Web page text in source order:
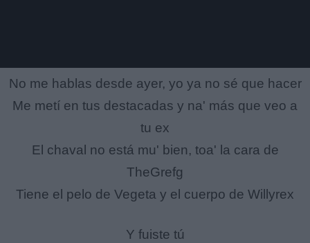
No me hablas desde ayer, yo ya no sé que hacer
Me metí en tus destacadas y na' más que veo a
tu ex
El chaval no está mu' bien, toa' la cara de
TheGrefg
Tiene el pelo de Vegеta y el cuerpo de Willyrеx
Y fuiste tú